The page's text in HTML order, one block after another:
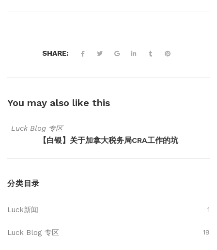
SHARE:
You may also like this
Luck Blog 专区
【白银】关于加拿大税务局CRA工作的坑
分类目录
Luck新闻 1
Luck Blog 专区 19